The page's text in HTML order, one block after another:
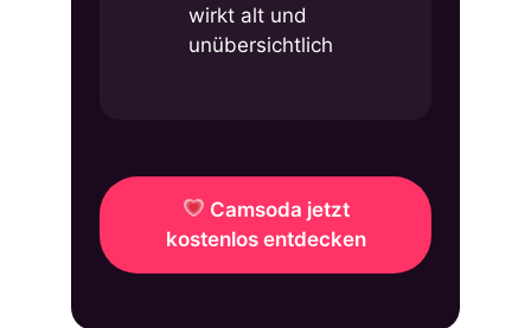
wirkt alt und
unübersichtlich
Camsoda jetzt
kostenlos entdecken